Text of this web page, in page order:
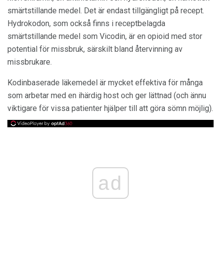
smärtstillande medel. Det är endast tillgängligt på recept.
Hydrokodon, som också finns i receptbelagda
smärtstillande medel som Vicodin, är en opioid med stor
potential för missbruk, särskilt bland återvinning av
missbrukare.
Kodinbaserade läkemedel är mycket effektiva för många
som arbetar med en ihärdig host och ger lättnad (och ännu
viktigare för vissa patienter hjälper till att göra sömn möjlig).
ad